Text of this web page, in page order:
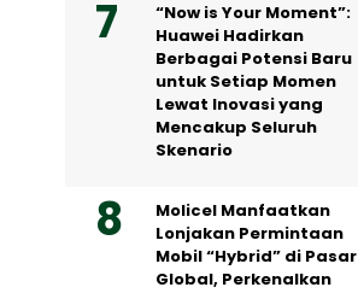
“Now is Your Moment”:
Huawei Hadirkan
Berbagai Potensi Baru
untuk Setiap Momen
Lewat Inovasi yang
Mencakup Seluruh
Skenario
Molicel Manfaatkan
Lonjakan Permintaan
Mobil “Hybrid” di Pasar
Global, Perkenalkan